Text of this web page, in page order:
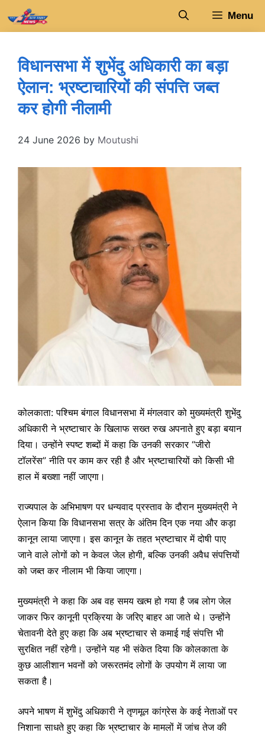
Menu
विधानसभा में शुभेंदु अधिकारी का बड़ा
ऐलान: भ्रष्टाचारियों की संपत्ति जब्त
कर होगी नीलामी
24 June 2026 by Moutushi
कोलकाता: पश्चिम बंगाल विधानसभा में मंगलवार को मुख्यमंत्री शुभेंदु
अधिकारी ने भ्रष्टाचार के खिलाफ सख्त रुख अपनाते हुए बड़ा बयान
दिया। उन्होंने स्पष्ट शब्दों में कहा कि उनकी सरकार “जीरो
टॉलरेंस” नीति पर काम कर रही है और भ्रष्टाचारियों को किसी भी
हाल में बख्शा नहीं जाएगा।
राज्यपाल के अभिभाषण पर धन्यवाद प्रस्ताव के दौरान मुख्यमंत्री ने
ऐलान किया कि विधानसभा सत्र के अंतिम दिन एक नया और कड़ा
कानून लाया जाएगा। इस कानून के तहत भ्रष्टाचार में दोषी पाए
जाने वाले लोगों को न केवल जेल होगी, बल्कि उनकी अवैध संपत्तियों
को जब्त कर नीलाम भी किया जाएगा।
मुख्यमंत्री ने कहा कि अब वह समय खत्म हो गया है जब लोग जेल
जाकर फिर कानूनी प्रक्रिया के जरिए बाहर आ जाते थे। उन्होंने
चेतावनी देते हुए कहा कि अब भ्रष्टाचार से कमाई गई संपत्ति भी
सुरक्षित नहीं रहेगी। उन्होंने यह भी संकेत दिया कि कोलकाता के
कुछ आलीशान भवनों को जरूरतमंद लोगों के उपयोग में लाया जा
सकता है।
अपने भाषण में शुभेंदु अधिकारी ने तृणमूल कांग्रेस के कई नेताओं पर
निशाना साधते हुए कहा कि भ्रष्टाचार के मामलों में जांच तेज की